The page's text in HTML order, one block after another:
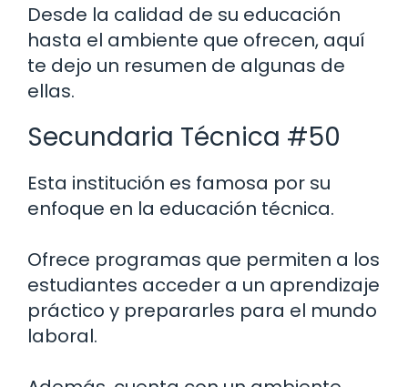
Desde la calidad de su educación
hasta el ambiente que ofrecen, aquí
te dejo un resumen de algunas de
ellas.
Secundaria Técnica #50
Esta institución es famosa por su
enfoque en la educación técnica.
Ofrece programas que permiten a los
estudiantes acceder a un aprendizaje
práctico y prepararles para el mundo
laboral.